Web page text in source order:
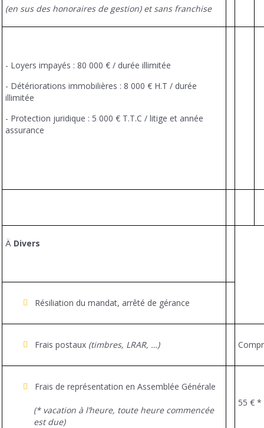
(en sus des honoraires de gestion) et sans franchise
- Loyers impayés : 80 000 € / durée illimitée
- Détériorations immobilières : 8 000 € H.T / durée
illimitée
- Protection juridique : 5 000 € T.T.C / litige et année
assurance
Ä Divers
Résiliation du mandat, arrêté de gérance
Frais postaux (timbres, LRAR, …)
Frais de représentation en Assemblée Générale
(* vacation à l’heure, toute heure commencée
est due)
55 € *